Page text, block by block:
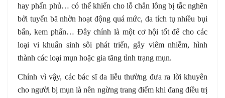
hay phấn phủ… có thể khiến cho lỗ chân lông bị tắc nghẽn
bởi tuyến bã nhờn hoạt động quá mức, da tích tụ nhiều bụi
bẩn, kem phấn… Đây chính là một cơ hội tốt để cho các
loại vi khuẩn sinh sôi phát triển, gây viêm nhiễm, hình
thành các loại mụn hoặc gia tăng tình trạng mụn.
Chính vì vậy, các bác sĩ da liễu thường đưa ra lời khuyên
cho người bị mụn là nên ngừng trang điểm khi đang điều trị